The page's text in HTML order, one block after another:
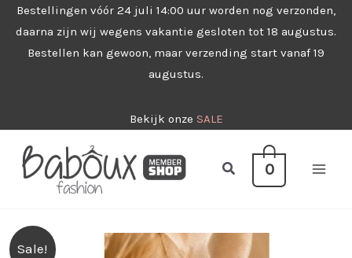
naar
Bestellingen vóór 24 juli 14:00 uur worden nog verzonden,
daarna zijn wij wegens vakantie gesloten tot 18 augustus.
Bestellen kan gewoon, maar verzending start vanaf 19
augustus.
Bekijk onze SALE
Zoeken0
Sale!